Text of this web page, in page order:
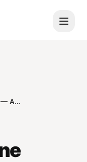
Ristrutturazione edilizia — Alessandria